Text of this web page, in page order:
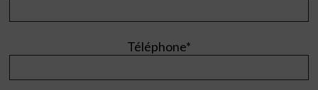
Téléphone*